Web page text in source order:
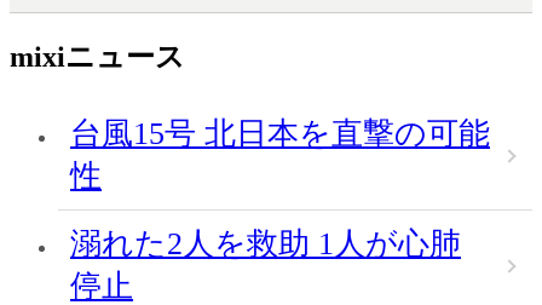
mixiニュース
台風15号 北日本を直撃の可能
性
溺れた2人を救助 1人が心肺
停止